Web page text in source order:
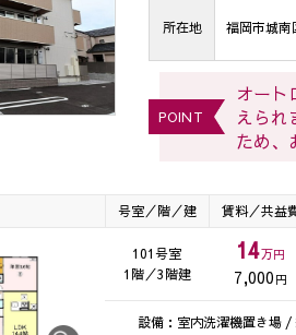
所在地 福岡市城
POINT
オート
えられ
ため、
号室／階／建 賃料／共益
101号室
1階／3階建
14万円
7,000円
設備：室内洗濯機置き場